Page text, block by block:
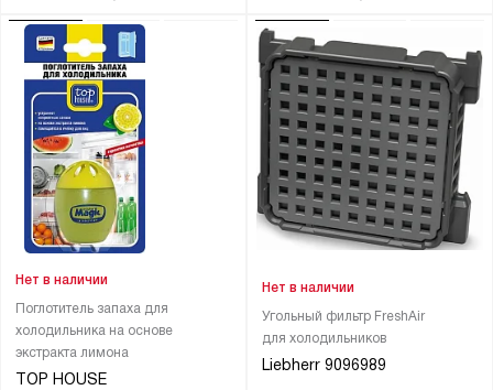
Поглотитель запаха для
холодильника на основе
экстракта лимона
TOP HOUSE
Нет в наличии
Угольный фильтр FreshAir
для холодильников
Liebherr 9096989
Нет в наличии